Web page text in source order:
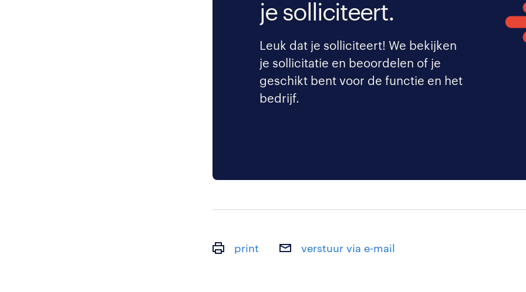
je solliciteert.
Leuk dat je solliciteert! We bekijken
je sollicitatie en beoordelen of je
geschikt bent voor de functie en het
bedrijf.
print verstuur via e-mail